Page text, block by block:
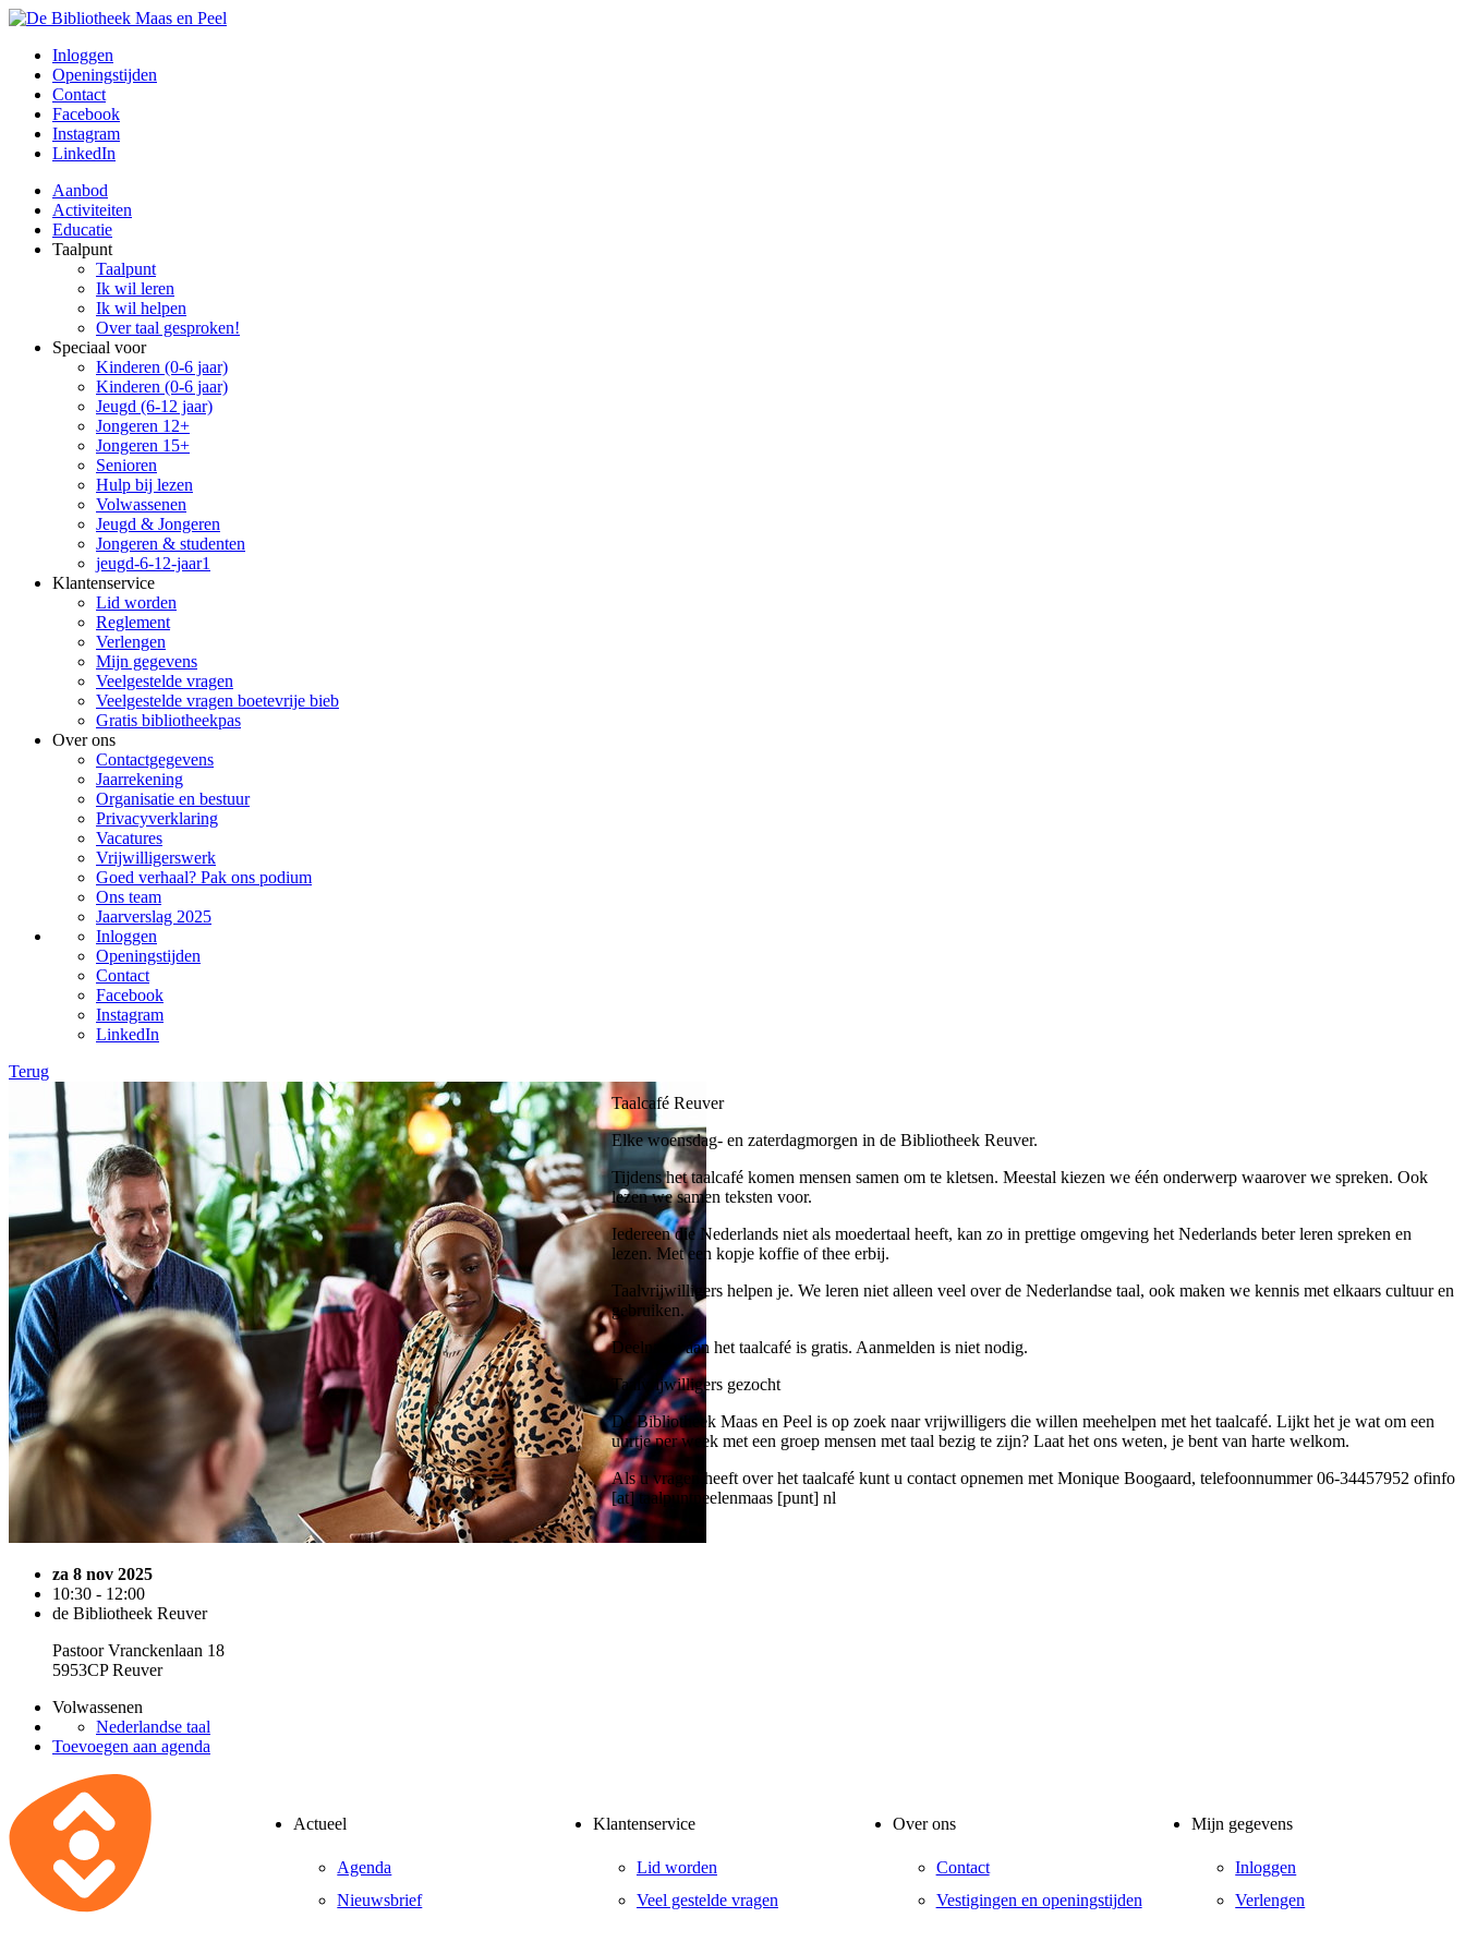
Inloggen
Openingstijden
Contact
Facebook
Instagram
LinkedIn
Aanbod
Activiteiten
Educatie
Taalpunt
Taalpunt
Ik wil leren
Ik wil helpen
Over taal gesproken!
Speciaal voor
Kinderen (0-6 jaar)
Kinderen (0-6 jaar)
Jeugd (6-12 jaar)
Jongeren 12+
Jongeren 15+
Senioren
Hulp bij lezen
Volwassenen
Jeugd & Jongeren
Jongeren & studenten
jeugd-6-12-jaar1
Klantenservice
Lid worden
Reglement
Verlengen
Mijn gegevens
Veelgestelde vragen
Veelgestelde vragen boetevrije bieb
Gratis bibliotheekpas
Over ons
Contactgegevens
Jaarrekening
Organisatie en bestuur
Privacyverklaring
Vacatures
Vrijwilligerswerk
Goed verhaal? Pak ons podium
Ons team
Jaarverslag 2025
Inloggen
Openingstijden
Contact
Facebook
Instagram
LinkedIn
Terug
za 8 nov 2025
10:30 - 12:00
de Bibliotheek Reuver
Pastoor Vranckenlaan 18
5953CP Reuver
Volwassenen
Nederlandse taal
Toevoegen aan agenda
Taalcafé Reuver
Elke woensdag- en zaterdagmorgen in de Bibliotheek Reuver.
Tijdens het taalcafé komen mensen samen om te kletsen. Meestal kiezen we één onderwerp waarover we spreken. Ook
lezen we samen teksten voor.
Iedereen die Nederlands niet als moedertaal heeft, kan zo in prettige omgeving het Nederlands beter leren spreken en
lezen. Met een kopje koffie of thee erbij.
Taalvrijwilligers helpen je. We leren niet alleen veel over de Nederlandse taal, ook maken we kennis met elkaars cultuur en
gebruiken.
Deelname aan het taalcafé is gratis. Aanmelden is niet nodig.
Taalvrijwilligers gezocht
De Bibliotheek Maas en Peel is op zoek naar vrijwilligers die willen meehelpen met het taalcafé. Lijkt het je wat om een
uurtje per week met een groep mensen met taal bezig te zijn? Laat het ons weten, je bent van harte welkom.
Als u vragen heeft over het taalcafé kunt u contact opnemen met Monique Boogaard, telefoonnummer 06-34457952ofinfo
[at] taalpuntpeelenmaas [punt] nl
Actueel
Agenda
Nieuwsbrief
Klantenservice
Lid worden
Veel gestelde vragen
Over ons
Contact
Vestigingen en openingstijden
Mijn gegevens
Inloggen
Verlengen